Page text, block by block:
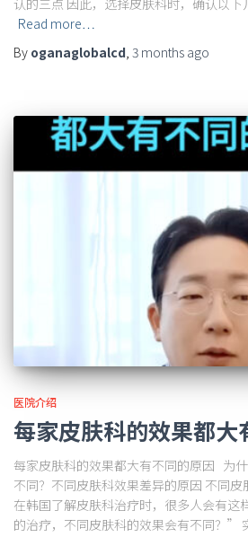
认的三点 因此，选择皮肤科时，确认以
Read more…
By oganaglobalcd, 3 months ago
医院介绍
每家皮肤科的效果都大
每家皮肤科的效果都大有不同的原因 为
不同？不同皮肤科效果差异的原因 不同
在韩国了解皮肤科治疗时，很多人会有
的治疗，不同皮肤科的效果会有不同？”